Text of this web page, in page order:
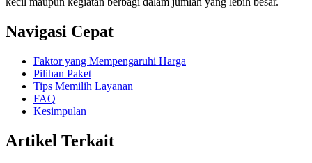
Navigasi Cepat
Faktor yang Mempengaruhi Harga
Pilihan Paket
Tips Memilih Layanan
FAQ
Kesimpulan
Artikel Terkait